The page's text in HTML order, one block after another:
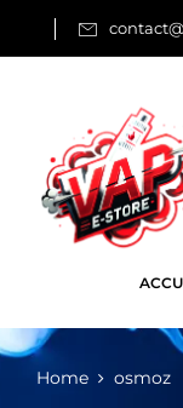
Home osmoz